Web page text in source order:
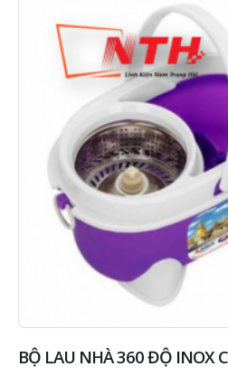
BỘ LAU NHÀ 360 ĐỘ INOX